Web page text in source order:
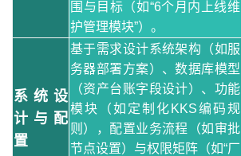
围与目标（如“6个月内上线维
护管理模块”）。
系统设
计与配
置
基于需求设计系统架构（如服
务器部署方案）、数据库模型
（资产台账字段设计）、功能
模块（如定制化KKS编码规
则），配置业务流程（如审批
节点设置）与权限矩阵（如“厂